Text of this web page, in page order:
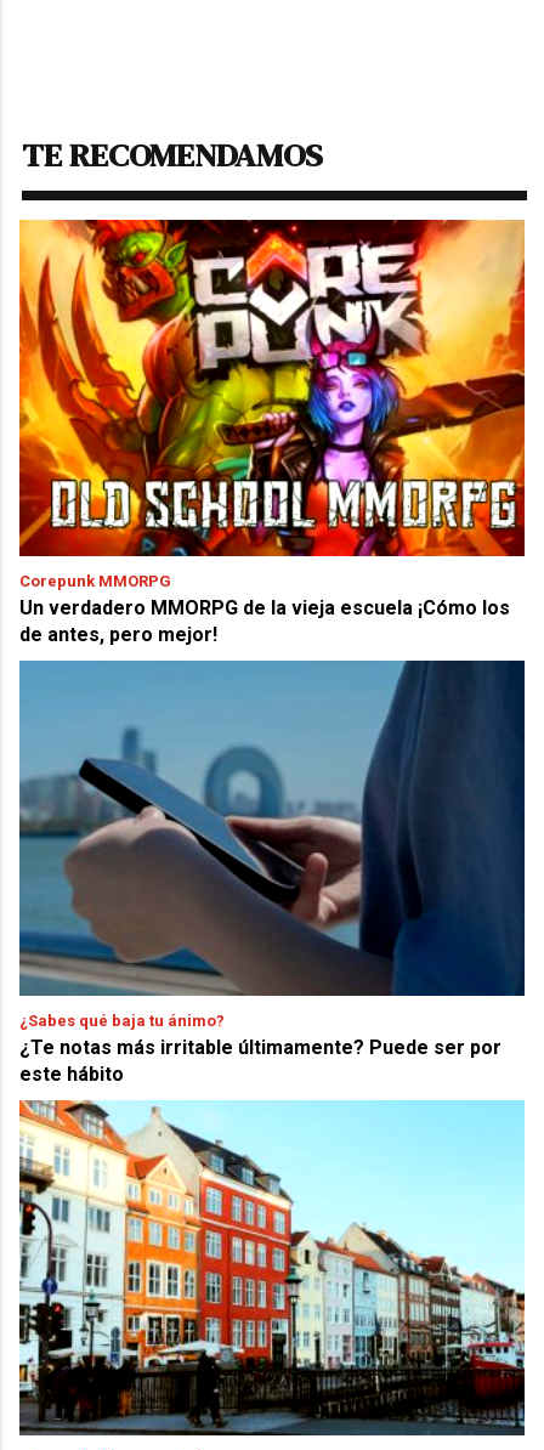
TE RECOMENDAMOS
Corepunk MMORPG
Un verdadero MMORPG de la vieja escuela ¡Cómo los
de antes, pero mejor!
¿Sabes qué baja tu ánimo?
¿Te notas más irritable últimamente? Puede ser por
este hábito